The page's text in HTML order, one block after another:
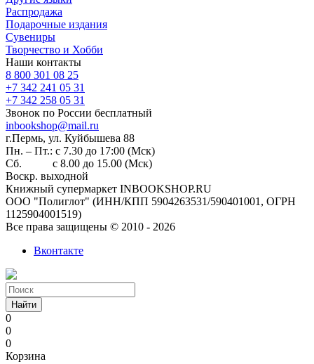
Распродажа
Подарочные издания
Сувениры
Творчество и Хобби
Наши контакты
8 800 301 08 25
+7 342 241 05 31
+7 342 258 05 31
Звонок по России бесплатный
inbookshop@mail.ru
г.Пермь, ул. Куйбышева 88
Пн. – Пт.: с 7.30 до 17:00 (Мск)
Сб. с 8.00 до 15.00 (Мск)
Воскр. выходной
Книжный супермаркет INBOOKSHOP.RU
ООО "Полиглот" (ИНН/КПП 5904263531/590401001, ОГРН
1125904001519)
Все права защищены © 2010 - 2026
Вконтакте
Найти
0
0
0
Корзина